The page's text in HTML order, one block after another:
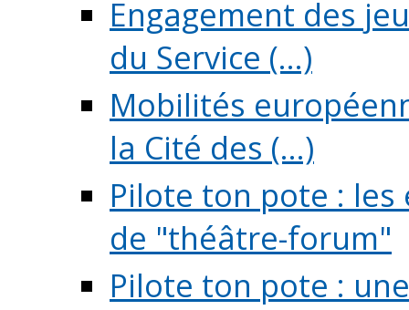
Engagement des
du Service (...)
Mobilités
la Cité des (...)
Pilote ton pote :
de "théâtre-forum"
Pilote ton pote :